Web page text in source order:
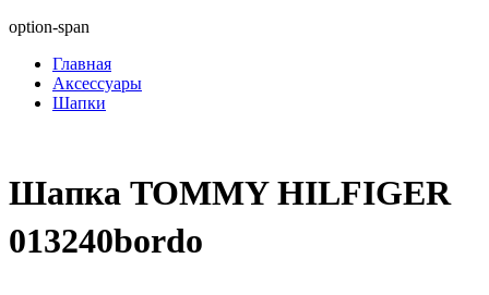
option-span
Главная
Аксессуары
Шапки
Шапка TOMMY HILFIGER
013240bordo